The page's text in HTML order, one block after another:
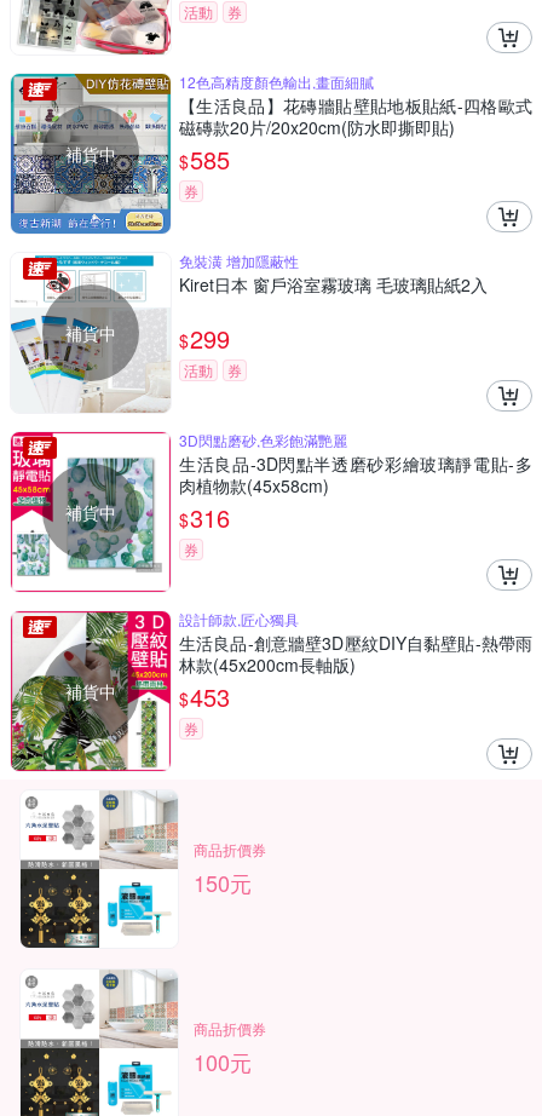
活動 券
補貨中
12色高精度顏色輸出,畫面細膩
【生活良品】花磚牆貼壁貼地板貼紙-四格歐式
磁磚款20片/20x20cm(防水即撕即貼)
$585
券
補貨中
免裝潢 增加隱蔽性
Kiret日本 窗戶浴室霧玻璃 毛玻璃貼紙2入
$299
活動 券
補貨中
3D閃點磨砂,色彩飽滿艷麗
生活良品-3D閃點半透磨砂彩繪玻璃靜電貼-多
肉植物款(45x58cm)
$316
券
補貨中
設計師款,匠心獨具
生活良品-創意牆壁3D壓紋DIY自黏壁貼-熱帶雨
林款(45x200cm長軸版)
$453
券
商品折價券
150元
商品折價券
100元